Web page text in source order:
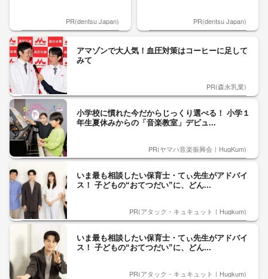
PR(dentsu Japan) PR(dentsu Japan)
アマゾンで大人気！血圧対策はコーヒーに足して
みて
PR(森永乳業)
小学校に慣れた今だからじっくり選べる！ 小学１
年生夏休みからの「音楽教室」デビュ...
PR(ヤマハ音楽振興会｜HugKum)
いま最も相談したい保育士・てぃ先生がアドバイ
ス！ 子どもの“おてつだい”に、どん...
PR(アタック・キュキュット｜Hugkum)
いま最も相談したい保育士・てぃ先生がアドバイ
ス！ 子どもの“おてつだい”に、どん...
PR(アタック・キュキュット｜Hugkum)